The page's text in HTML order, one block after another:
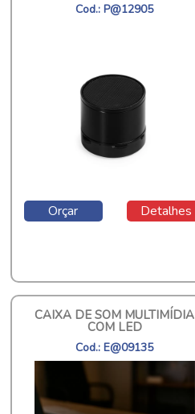
Cod.: P@12905
Orçar Detalhes
CAIXA DE SOM MULTIMÍDIA
COM LED
Cod.: E@09135